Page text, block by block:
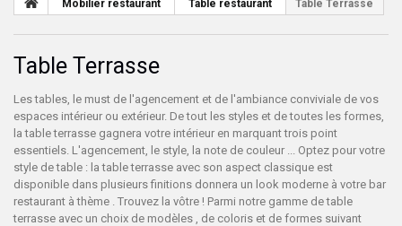
Mobilier restaurant Table restaurant Table Terrasse
Table Terrasse
Les tables, le must de l'agencement et de l'ambiance conviviale de vos
espaces intérieur ou extérieur. De tout les styles et de toutes les formes,
la table terrasse gagnera votre intérieur en marquant trois point
essentiels. L'agencement, le style, la note de couleur ... Optez pour votre
style de table : la table terrasse avec son aspect classique est
disponible dans plusieurs finitions donnera un look moderne à votre bar
restaurant à thème . Trouvez la vôtre ! Parmi notre gamme de table
terrasse avec un choix de modèles , de coloris et de formes suivant